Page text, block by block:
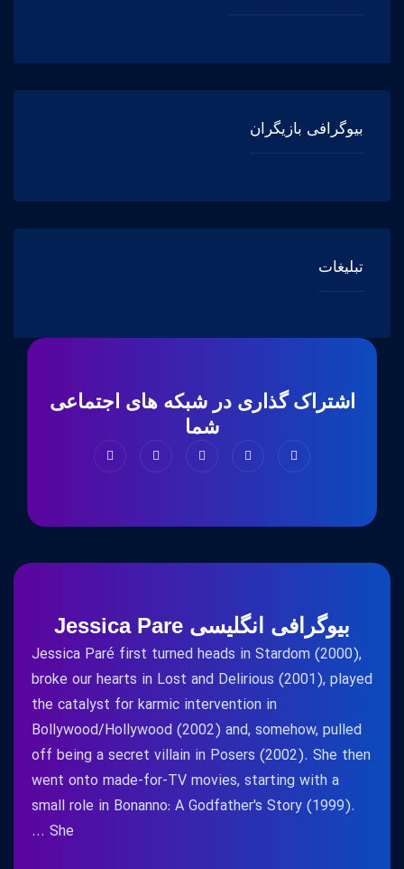
بیوگرافی بازیگران
تبلیغات
اشتراک گذاری در شبکه های اجتماعی
شما
بیوگرافی انگلیسی Jessica Pare
Jessica Paré first turned heads in Stardom (2000),
broke our hearts in Lost and Delirious (2001), played
the catalyst for karmic intervention in
Bollywood/Hollywood (2002) and, somehow, pulled
off being a secret villain in Posers (2002). She then
went onto made-for-TV movies, starting with a
small role in Bonanno: A Godfather's Story (1999).
She ...